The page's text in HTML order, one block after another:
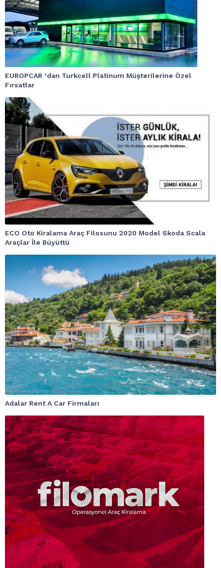
EUROPCAR ‘dan Turkcell Platinum Müşterilerine Özel
Fırsatlar
ECO Oto Kiralama Araç Filosunu 2020 Model Skoda Scala
Araçlar İle Büyüttü
Adalar Rent A Car Firmaları